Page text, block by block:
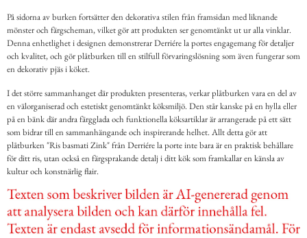
På sidorna av burken fortsätter den dekorativa stilen från framsidan med liknande
mönster och färgscheman, vilket gör att produkten ser genomtänkt ut ur alla vinklar.
Denna enhetlighet i designen demonstrerar Derriére la portes engagemang för detaljer
och kvalitet, och gör plåtburken till en stilfull förvaringslösning som även fungerar som
en dekorativ pjäs i köket.
I det större sammanhanget där produkten presenteras, verkar plåtburken vara en del av
en välorganiserad och estetiskt genomtänkt köksmiljö. Den står kanske på en hylla eller
på en bänk där andra färgglada och funktionella köksartiklar är arrangerade på ett sätt
som bidrar till en sammanhängande och inspirerande helhet. Allt detta gör att
plåtburken "Ris basmati Zink" från Derriére la porte inte bara är en praktisk behållare
för ditt ris, utan också en färgsprakande detalj i ditt kök som framkallar en känsla av
kultur och konstnärlig flair.